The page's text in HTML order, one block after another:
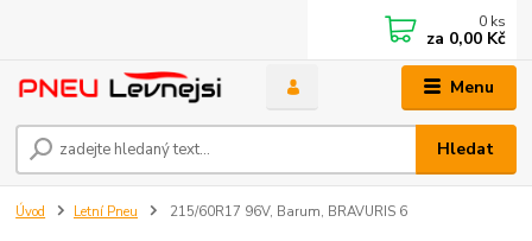
Menu
Hledat
0 ks
za 0,00 Kč
Úvod Letní Pneu 215/60R17 96V, Barum, BRAVURIS 6